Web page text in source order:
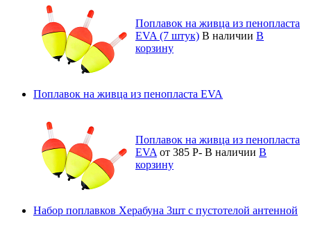
Поплавок на живца из пенопласта
EVA (7 штук) В наличии В
корзину
Поплавок на живца из пенопласта EVA
Поплавок на живца из пенопласта
EVA от 385 Р- В наличии В
корзину
Набор поплавков Херабуна 3шт с пустотелой антенной